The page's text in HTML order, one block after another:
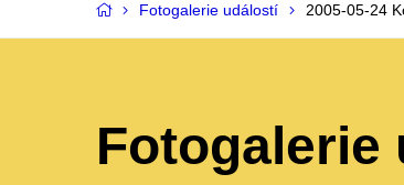
Fotogalerie událostí 2005-05-24
Fotogalerie